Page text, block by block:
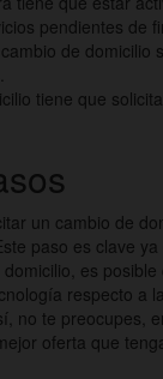
pendientes de
de domicilio
tiene que
un cambio de
paso es clave
es
respecto a
no te preocupes,
oferta que